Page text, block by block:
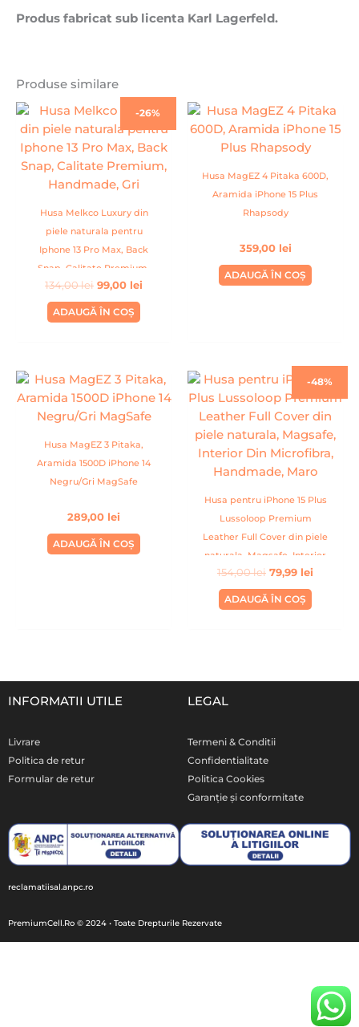
Produs fabricat sub licenta Karl Lagerfeld.
Produse similare
-26%
Husa Melkco Luxury din
piele naturala pentru
Iphone 13 Pro Max, Back
Snap, Calitate Premium,
Handmade, Gri
134,00lei
Prețul
a
fost:
134,00 lei.
99,00 lei
Prețul
este:
99,00 lei.
ADAUGĂ ÎN COȘ
Husa MagEZ 4 Pitaka 600D,
Aramida iPhone 15 Plus
Rhapsody
359,00 lei
ADAUGĂ ÎN COȘ
Husa MagEZ 3 Pitaka,
Aramida 1500D iPhone 14
Negru/Gri MagSafe
289,00 lei
ADAUGĂ ÎN COȘ
-48%
Husa pentru iPhone 15 Plus
Lussoloop Premium
Leather Full Cover din piele
naturala, Magsafe, Interior
Din Microfibra, Handmade,
Maro
154,00lei
Prețul
a
fost:
154,00 lei.
79,99 lei
Prețul
este:
79,99 lei.
ADAUGĂ ÎN COȘ
INFORMATII UTILE
Livrare
Politica de retur
Formular de retur
LEGAL
Termeni & Conditii
Confidentialitate
Politica Cookies
Garanție și conformitate
reclamatiisal.anpc.ro
PremiumCell.Ro © 2024 • Toate Drepturile Rezervate